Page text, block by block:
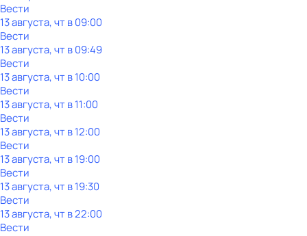
Вести
13 августа, чт в 09:00
Вести
13 августа, чт в 09:49
Вести
13 августа, чт в 10:00
Вести
13 августа, чт в 11:00
Вести
13 августа, чт в 12:00
Вести
13 августа, чт в 19:00
Вести
13 августа, чт в 19:30
Вести
13 августа, чт в 22:00
Вести